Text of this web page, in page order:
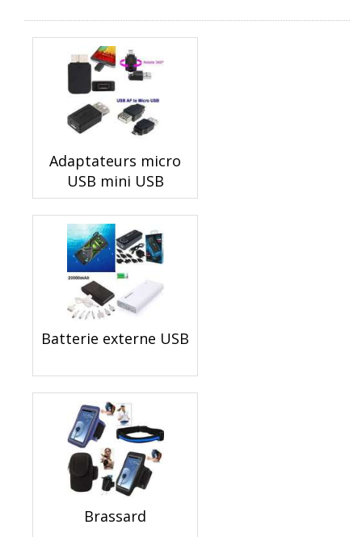
Adaptateurs micro
USB mini USB
Batterie externe USB
Brassard